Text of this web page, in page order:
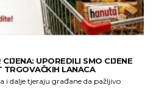
UPOREDILI SMO CIJENE
TRGOVAČKIH LANACA
i dalje tjeraju građane da pažljivo